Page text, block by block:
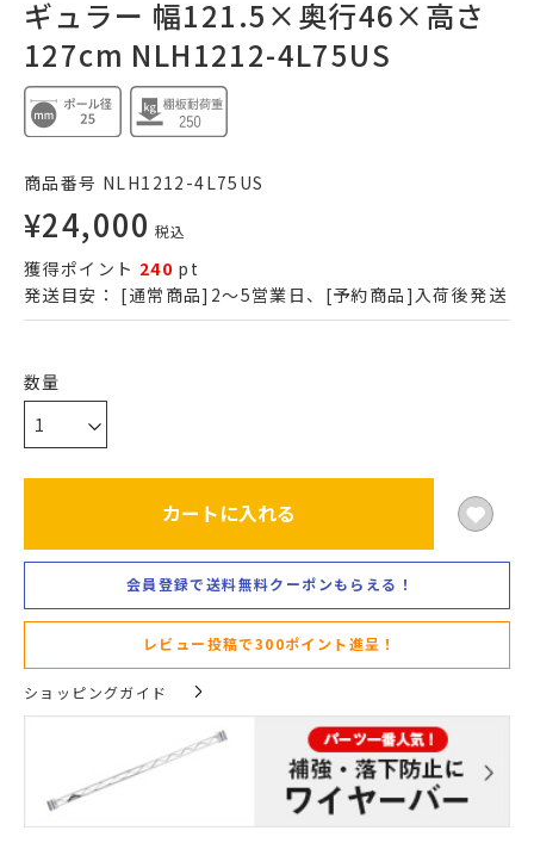
ギュラー 幅121.5×奥行46×高さ
127cm NLH1212-4L75US
商品番号 NLH1212-4L75US
¥24,000 税込
獲得ポイント 240 pt
発送目安： [通常商品]2～5営業日、[予約商品]入荷後発送
カートに入れる
会員登録で送料無料クーポンもらえる！
レビュー投稿で300ポイント進呈！
ショッピングガイド